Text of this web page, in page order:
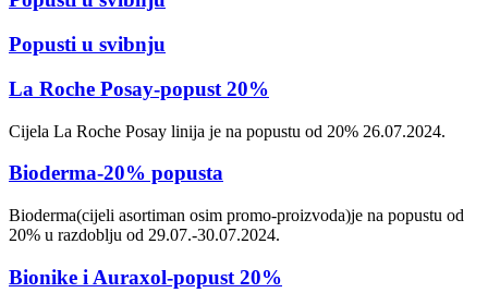
Popusti u svibnju
La Roche Posay-popust 20%
Cijela La Roche Posay linija je na popustu od 20% 26.07.2024.
Bioderma-20% popusta
Bioderma(cijeli asortiman osim promo-proizvoda)je na popustu od
20% u razdoblju od 29.07.-30.07.2024.
Bionike i Auraxol-popust 20%